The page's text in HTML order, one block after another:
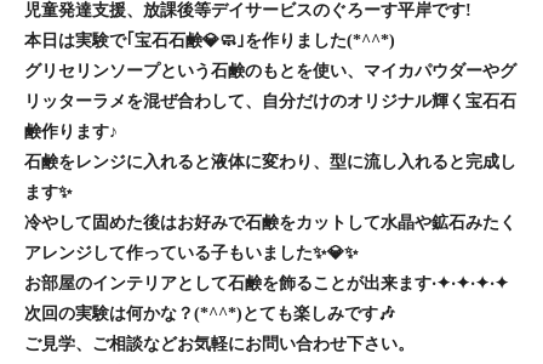
児童発達支援、放課後等デイサービスのぐろーす平岸です!
本日は実験で｢宝石石鹸💎🧼｣を作りました(*^^*)
グリセリンソープという石鹸のもとを使い、マイカパウダーやグ
リッターラメを混ぜ合わして、自分だけのオリジナル輝く宝石石
鹸作ります♪
石鹸をレンジに入れると液体に変わり、型に流し入れると完成し
ます✨
冷やして固めた後はお好みで石鹸をカットして水晶や鉱石みたく
アレンジして作っている子もいました✨💎✨
お部屋のインテリアとして石鹸を飾ることが出来ます‧✦‧✦‧✦‧✦
次回の実験は何かな？(*^^*)とても楽しみです🎶
ご見学、ご相談などお気軽にお問い合わせ下さい。